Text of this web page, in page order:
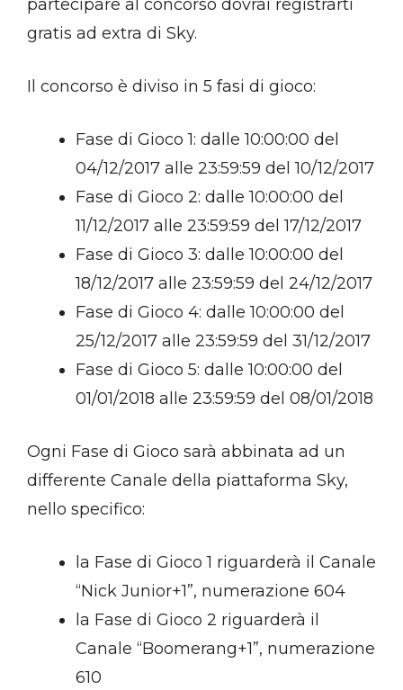
partecipare al concorso dovrai registrarti
gratis ad extra di Sky.
Il concorso è diviso in 5 fasi di gioco:
Fase di Gioco 1: dalle 10:00:00 del
04/12/2017 alle 23:59:59 del 10/12/2017
Fase di Gioco 2: dalle 10:00:00 del
11/12/2017 alle 23:59:59 del 17/12/2017
Fase di Gioco 3: dalle 10:00:00 del
18/12/2017 alle 23:59:59 del 24/12/2017
Fase di Gioco 4: dalle 10:00:00 del
25/12/2017 alle 23:59:59 del 31/12/2017
Fase di Gioco 5: dalle 10:00:00 del
01/01/2018 alle 23:59:59 del 08/01/2018
Ogni Fase di Gioco sarà abbinata ad un
differente Canale della piattaforma Sky,
nello specifico:
la Fase di Gioco 1 riguarderà il Canale
“Nick Junior+1”, numerazione 604
la Fase di Gioco 2 riguarderà il
Canale “Boomerang+1”, numerazione
610